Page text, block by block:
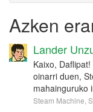
Azken
Lander
Kaixo,
oinarri duen,
mahainguruko
Steam Machine,